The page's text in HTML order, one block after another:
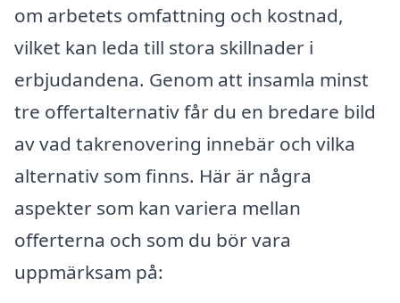
om arbetets omfattning och kostnad,
vilket kan leda till stora skillnader i
erbjudandena. Genom att insamla minst
tre offertalternativ får du en bredare bild
av vad takrenovering innebär och vilka
alternativ som finns. Här är några
aspekter som kan variera mellan
offerterna och som du bör vara
uppmärksam på: